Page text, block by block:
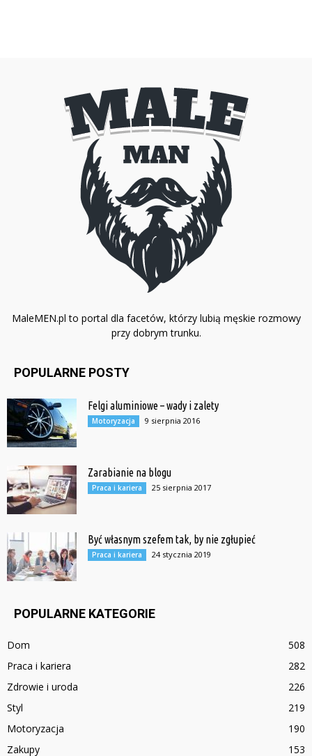
MaleMEN.pl to portal dla facetów, którzy lubią męskie rozmowy
przy dobrym trunku.
POPULARNE POSTY
Felgi aluminiowe – wady i zalety
Motoryzacja 9 sierpnia 2016
Zarabianie na blogu
Praca i kariera 25 sierpnia 2017
Być własnym szefem tak, by nie zgłupieć
Praca i kariera 24 stycznia 2019
POPULARNE KATEGORIE
Dom
508
Praca i kariera
282
Zdrowie i uroda
226
Styl
219
Motoryzacja
190
Zakupy
153